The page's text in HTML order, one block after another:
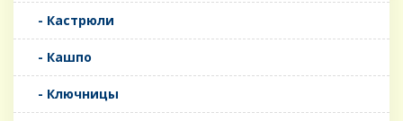
- Кастрюли
- Кашпо
- Ключницы